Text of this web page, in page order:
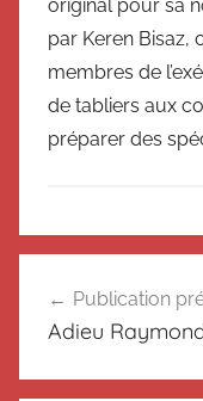
Messager
Suisse
original pour sa
par Keren Bisaz,
membres de
de tabliers aux
préparer des
N
c
l
de
Publication
Adieu